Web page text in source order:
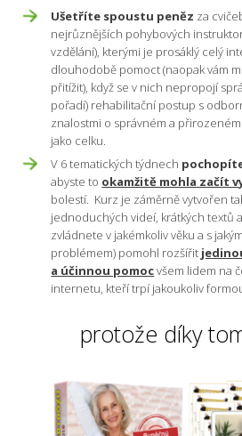
Ušetříte spoustu peněz za
nejrůznějších pohybových
vzdělání), kterými je prosáklý celý
dlouhodobě pomoct (naopak vám
přitížit), když se v nich nepropojí
pořadí) rehabilitační postup s
znalostmi o správném a
jako celku.
V 6 tematických týdnech
abyste to okamžitě mohla začít
bolestí. Kurz je záměrně vytvořen
jednoduchých videí, krátkých textů
zvládnete v jakémkoliv věku a s
problémem) pomohl rozšířit
a účinnou pomocvšem lidem na
internetu, kteří trpí jakoukoliv
protože díky